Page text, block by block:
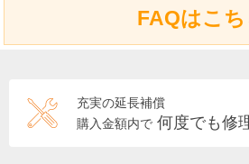
FAQはこち
充実の延長補償
購入金額内で 何度でも修